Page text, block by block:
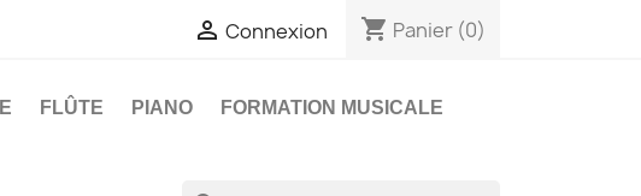
 Connexion shopping_cart Panier (0)
FLÛTE PIANO FORMATION MUSICALE